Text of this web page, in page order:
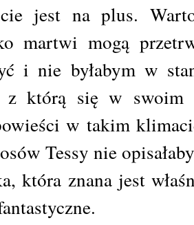
jest na plus.
martwi mogą
i nie byłabym w
którą się w swoim
w takim
Tessy nie
która znana jest